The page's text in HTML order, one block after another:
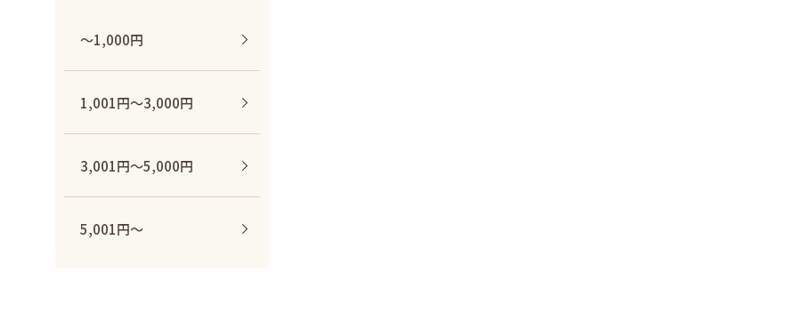
〜1,000円
1,001円〜3,000円
3,001円〜5,000円
5,001円〜